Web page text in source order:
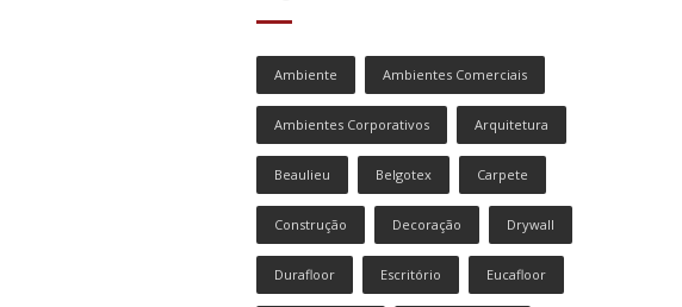
Ambiente Ambientes Comerciais
Ambientes Corporativos Arquitetura
Beaulieu Belgotex Carpete
Construção Decoração Drywall
Durafloor Escritório Eucafloor